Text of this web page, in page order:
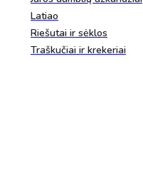
Latiao
Riešutai ir sėklos
Traškučiai ir krekeriai